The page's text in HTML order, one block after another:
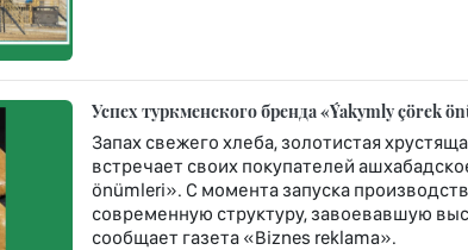
Успех туркменского бренда «Ýakymly çörek
Запах свежего хлеба, золотистая
встречает своих покупателей
önümleri». С момента запуска
современную структуру, завоевавшую
сообщает газета «Biznes reklama».